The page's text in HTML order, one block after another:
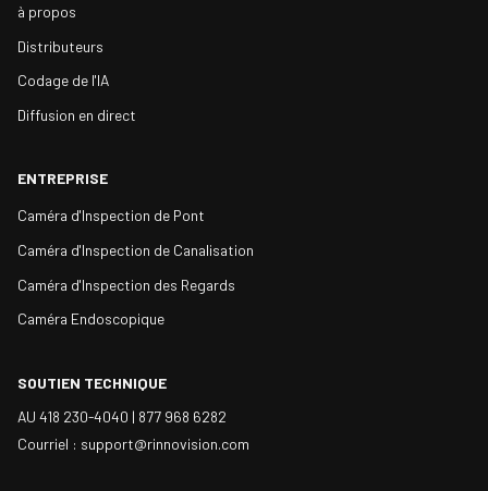
à propos
Distributeurs
Codage de l'IA
Diffusion en direct
ENTREPRISE
Caméra d'Inspection de Pont
Caméra d'Inspection de Canalisation
Caméra d'Inspection des Regards
Caméra Endoscopique
SOUTIEN TECHNIQUE
AU 418 230-4040 | 877 968 6282
Courriel : support@rinnovision.com